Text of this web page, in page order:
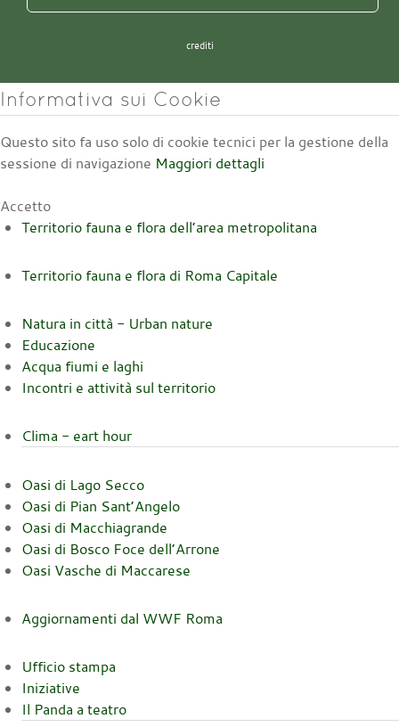
crediti
Informativa sui Cookie
Questo sito fa uso solo di cookie tecnici per la gestione della
sessione di navigazione Maggiori dettagli
Accetto
Territorio fauna e flora dell’area metropolitana
Territorio fauna e flora di Roma Capitale
Natura in città - Urban nature
Educazione
Acqua fiumi e laghi
Incontri e attività sul territorio
Clima - eart hour
Oasi di Lago Secco
Oasi di Pian Sant’Angelo
Oasi di Macchiagrande
Oasi di Bosco Foce dell’Arrone
Oasi Vasche di Maccarese
Aggiornamenti dal WWF Roma
Ufficio stampa
Iniziative
Il Panda a teatro